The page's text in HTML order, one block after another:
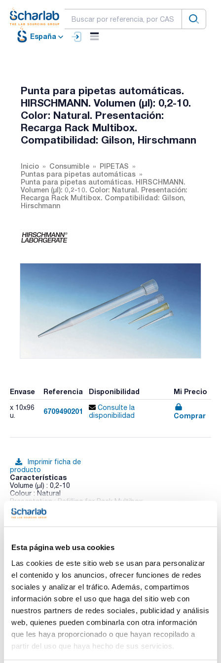
Esta página web usa cookies
Las cookies de este sitio web se usan para personalizar
el contenido y los anuncios, ofrecer funciones de redes
sociales y analizar el tráfico. Además, compartimos
información sobre el uso que haga del sitio web con
nuestros partners de redes sociales, publicidad y análisis
web, quienes pueden combinarla con otra información
que les haya proporcionado o que hayan recopilado a
partir del uso que haya hecho de sus servicios.
España
Punta para pipetas automáticas.
HIRSCHMANN. Volumen (µl): 0,2-10.
Color: Natural. Presentación:
Recarga Rack Multibox.
Compatibilidad: Gilson, Hirschmann
Inicio Consumible
PIPETAS
Puntas para pipetas automáticas
Punta para pipetas automáticas. HIRSCHMANN.
Volumen (µl): 0,2-10. Color: Natural. Presentación:
Recarga Rack Multibox. Compatibilidad: Gilson,
Hirschmann
Envase Referencia Disponibilidad Mi Precio
x 10x96
u.
6709490201
Consulte la
disponibilidad
Comprar
Imprimir ficha de
producto
Características
Volume (µl) : 0,2-10
Colour : Natural
Presentation : Refilling for Rack Multibox
Compatibility : Gilson, Hirschmann
Pack (u.) : 10x96
Ver más
Documentación técnica
TDS / Ficha técnica
Regístrate para
Regístrate para
descargas
SDS/ Hoja de seguridad
Regístrate para
descargas